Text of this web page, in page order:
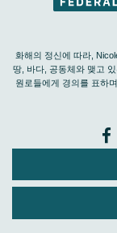
화해의 정신에 따라,
땅, 바다, 공동체와 맺고
원로들에게 경의를 표하